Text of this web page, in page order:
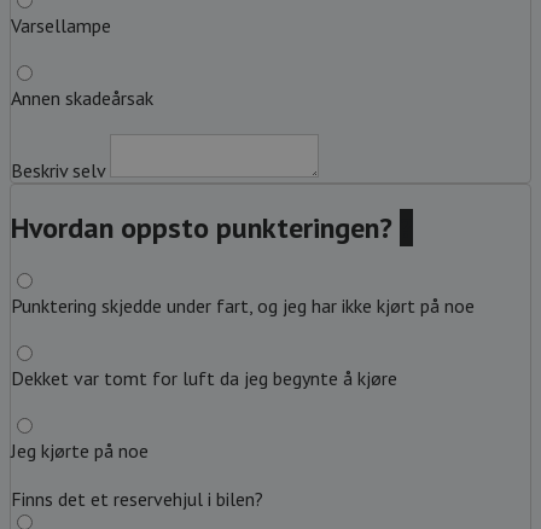
Varsellampe
Annen skadeårsak
Beskriv selv
Hvordan oppsto punkteringen?
Punktering skjedde under fart, og jeg har ikke kjørt på noe
Dekket var tomt for luft da jeg begynte å kjøre
Jeg kjørte på noe
Finns det et reservehjul i bilen?